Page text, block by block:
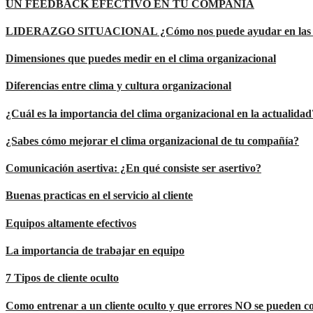
UN FEEDBACK EFECTIVO EN TU COMPAÑÍA
LIDERAZGO SITUACIONAL ¿Cómo nos puede ayudar en las
Dimensiones que puedes medir en el clima organizacional
Diferencias entre clima y cultura organizacional
¿Cuál es la importancia del clima organizacional en la
¿Sabes cómo mejorar el clima organizacional de tu compañía?
Comunicación asertiva: ¿En qué consiste ser asertivo?
Buenas practicas en el servicio al cliente
Equipos altamente efectivos
La importancia de trabajar en equipo
7 Tipos de cliente oculto
Como entrenar a un cliente oculto y que errores NO se pueden